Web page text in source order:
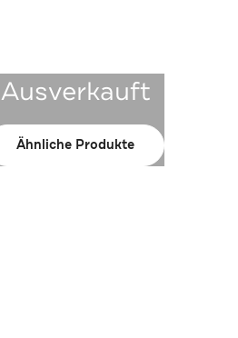
Ausverkauft
Ähnliche Produkte